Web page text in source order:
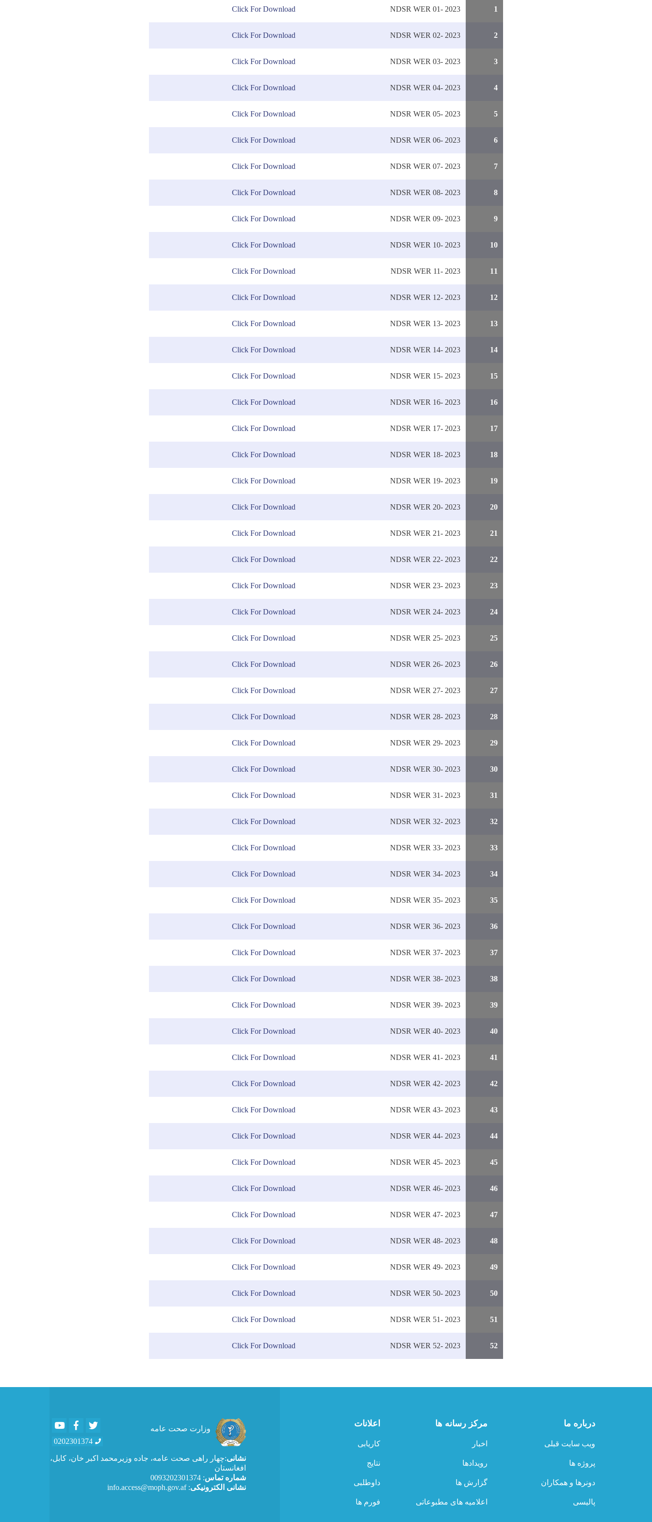
1
NDSR WER 01- 2023
Click For Download
2
NDSR WER 02- 2023
Click For Download
3
NDSR WER 03- 2023
Click For Download
4
NDSR WER 04- 2023
Click For Download
5
NDSR WER 05- 2023
Click For Download
6
NDSR WER 06- 2023
Click For Download
7
NDSR WER 07- 2023
Click For Download
8
NDSR WER 08- 2023
Click For Download
9
NDSR WER 09- 2023
Click For Download
10
NDSR WER 10- 2023
Click For Download
11
NDSR WER 11- 2023
Click For Download
12
NDSR WER 12- 2023
Click For Download
13
NDSR WER 13- 2023
Click For Download
14
NDSR WER 14- 2023
Click For Download
15
NDSR WER 15- 2023
Click For Download
16
NDSR WER 16- 2023
Click For Download
17
NDSR WER 17- 2023
Click For Download
18
NDSR WER 18- 2023
Click For Download
19
NDSR WER 19- 2023
Click For Download
20
NDSR WER 20- 2023
Click For Download
21
NDSR WER 21- 2023
Click For Download
22
NDSR WER 22- 2023
Click For Download
23
NDSR WER 23- 2023
Click For Download
24
NDSR WER 24- 2023
Click For Download
25
NDSR WER 25- 2023
Click For Download
26
NDSR WER 26- 2023
Click For Download
27
NDSR WER 27- 2023
Click For Download
28
NDSR WER 28- 2023
Click For Download
29
NDSR WER 29- 2023
Click For Download
30
NDSR WER 30- 2023
Click For Download
31
NDSR WER 31- 2023
Click For Download
32
NDSR WER 32- 2023
Click For Download
33
NDSR WER 33- 2023
Click For Download
34
NDSR WER 34- 2023
Click For Download
35
NDSR WER 35- 2023
Click For Download
36
NDSR WER 36- 2023
Click For Download
37
NDSR WER 37- 2023
Click For Download
38
NDSR WER 38- 2023
Click For Download
39
NDSR WER 39- 2023
Click For Download
40
NDSR WER 40- 2023
Click For Download
41
NDSR WER 41- 2023
Click For Download
42
NDSR WER 42- 2023
Click For Download
43
NDSR WER 43- 2023
Click For Download
44
NDSR WER 44- 2023
Click For Download
45
NDSR WER 45- 2023
Click For Download
46
NDSR WER 46- 2023
Click For Download
47
NDSR WER 47- 2023
Click For Download
48
NDSR WER 48- 2023
Click For Download
49
NDSR WER 49- 2023
Click For Download
50
NDSR WER 50- 2023
Click For Download
51
NDSR WER 51- 2023
Click For Download
52
NDSR WER 52- 2023
Click For Download
درباره ما
ویب سایت قبلی
پروژه ها
دونرها و همکاران
پالیسی
مرکز رسانه ها
اخبار
رویدادها
گزارش ها
اعلامیه های مطبوعاتی
اعلانات
کاریابی
نتایج
داوطلبی
فورم ها
وزارت صحت عامه
YoutubeFacebook
0202301374
نشانی:چهار راهی صحت عامه، جاده وزیرمحمد اکبر خان، کابل،
افغانستان
شماره تماس: 0093202301374
نشانی الکترونیکی: info.access@moph.gov.af